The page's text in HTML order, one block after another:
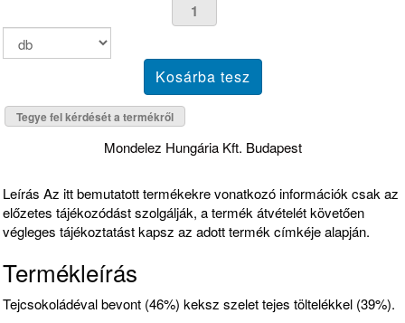
Tegye fel kérdését a termékről
Mondelez Hungária Kft. Budapest
Leírás Az itt bemutatott termékekre vonatkozó információk csak az
előzetes tájékozódást szolgálják, a termék átvételét követően
végleges tájékoztatást kapsz az adott termék címkéje alapján.
Termékleírás
Tejcsokoládéval bevont (46%) keksz szelet tejes töltelékkel (39%).